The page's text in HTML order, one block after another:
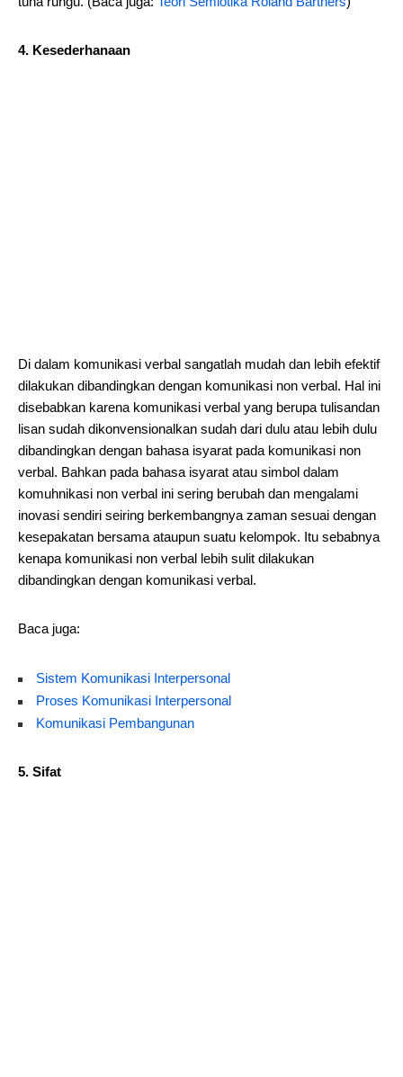
4. Kesederhanaan
Di dalam komunikasi verbal sangatlah mudah dan lebih efektif
dilakukan dibandingkan dengan komunikasi non verbal. Hal ini
disebabkan karena komunikasi verbal yang berupa tulisandan
lisan sudah dikonvensionalkan sudah dari dulu atau lebih dulu
dibandingkan dengan bahasa isyarat pada komunikasi non
verbal. Bahkan pada bahasa isyarat atau simbol dalam
komuhnikasi non verbal ini sering berubah dan mengalami
inovasi sendiri seiring berkembangnya zaman sesuai dengan
kesepakatan bersama ataupun suatu kelompok. Itu sebabnya
kenapa komunikasi non verbal lebih sulit dilakukan
dibandingkan dengan komunikasi verbal.
Baca juga:
Sistem Komunikasi Interpersonal
Proses Komunikasi Interpersonal
Komunikasi Pembangunan
5. Sifat